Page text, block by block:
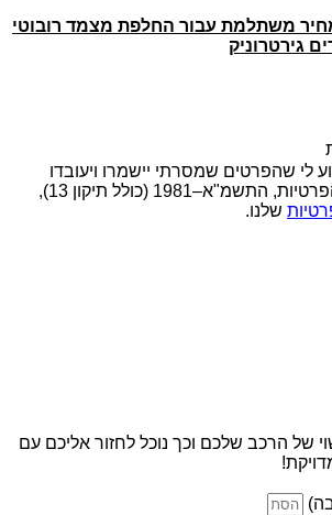
משתלמת עבור החלפת מצמד רובוטי
גירטרוניק
לי שהפרטים שמסרתי יישמרו ויעובדו
בהתאם לחוק הגנת הפרטיות, התשמ"א–1981 (כולל תיקון 13),
שלנו.
של הרכב שלכם וכך נוכל לחזור אליכם עם